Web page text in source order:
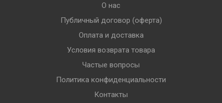
О нас
Публичный договор (оферта)
Оплата и доставка
Условия возврата товара
Частые вопросы
Политика конфиденциальности
Контакты